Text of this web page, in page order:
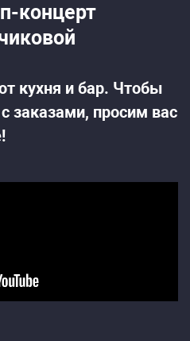
концерт
кухня и бар. Чтобы
заказами, просим вас